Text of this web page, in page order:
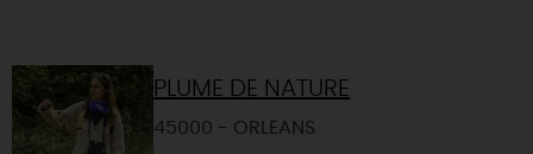
PLUME DE NATURE
45000 - ORLEANS